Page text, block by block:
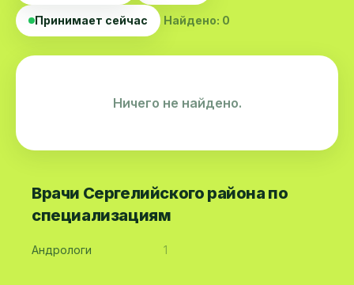
Принимает сейчас Найдено: 0
Ничего не найдено.
Врачи Сергелийского района по
специализациям
Андрологи 1